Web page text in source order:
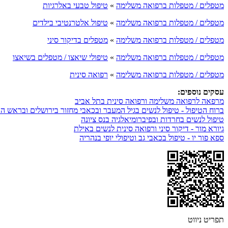
מטפלים / מטפלות ברפואה משלימה » טיפול טבעי באלרגיות
מטפלים / מטפלות ברפואה משלימה » טיפול אלטרנטיבי בילדים
מטפלים / מטפלות ברפואה משלימה » מטפלים בדיקור סיני
מטפלים / מטפלות ברפואה משלימה » טיפולי שיאצו / מטפלים בשיאצו
מטפלים / מטפלות ברפואה משלימה » רפואה סינית
עסקים נוספים:
מרפאה לרפואה משלימה ורפואה סינית בתל אביב
ברוח הטיפול - טיפול לנשים בגיל המעבר ובכאבי מחזור בירושלים ובראש
טיפול לנשים בחרדות ובפיברומיאלגיה בנס ציונה
גיורא מור - דיקור סיני ורפואה סינית לנשים באילת
ספא פור יו - טיפול בכאבי גב וטיפולי יופי בנהריה
תפריט ניווט